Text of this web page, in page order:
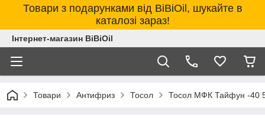
Товари з подарунками від BiBiOil, шукайте в
каталозі зараз!
Інтернет-магазин BiBiOil
Товари Антифриз Тосол Тосол МФК Тайфун -40